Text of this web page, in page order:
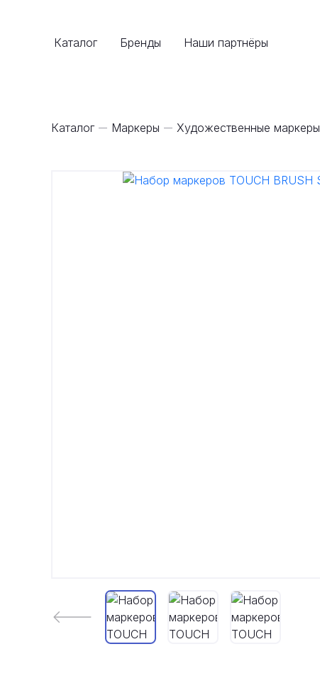
Каталог Бренды Наши партнёры
Каталог Маркеры Художественные маркеры